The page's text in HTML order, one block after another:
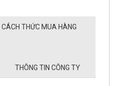
CÁCH THỨC MUA HÀNG
THÔNG TIN CÔNG TY